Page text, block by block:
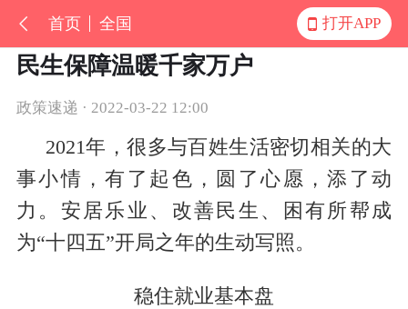
首页 全国 打开APP
民生保障温暖千家万户
政策速递 · 2022-03-22 12:00
2021年，很多与百姓生活密切相关的大
事小情，有了起色，圆了心愿，添了动
力。安居乐业、改善民生、困有所帮成
为“十四五”开局之年的生动写照。
稳住就业基本盘